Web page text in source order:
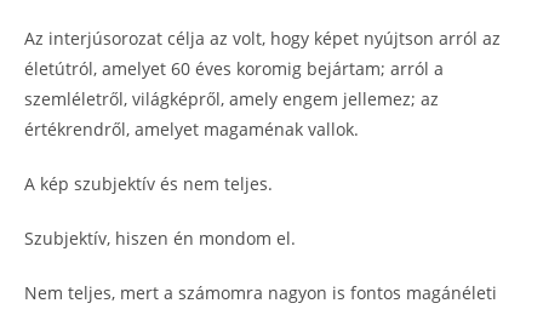
Az interjúsorozat célja az volt, hogy képet nyújtson arról az
életútról, amelyet 60 éves koromig bejártam; arról a
szemléletről, világképről, amely engem jellemez; az
értékrendről, amelyet magaménak vallok.
A kép szubjektív és nem teljes.
Szubjektív, hiszen én mondom el.
Nem teljes, mert a számomra nagyon is fontos magánéleti